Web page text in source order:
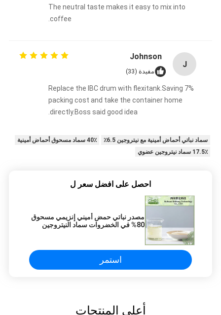
The neutral taste makes it easy to mix into
coffee.
J
Johnson
مفيدة (33)
Replace the IBC drum with flexitank.Saving 7%
packing cost and take the container home
directly.Boss said good idea.
سماد نباتي أحماض أمينية مع نيتروجين 6.5٪
40٪ سماد مسحوق أحماض أمينية
17.5٪ سماد نيتروجين عضوي
احصل على افضل سعر ل
مصدر نباتي حمض أميني إنزيمي مسحوق
80% في الخضروات سماد النيتروجين
استمر
أعلى المنتجات